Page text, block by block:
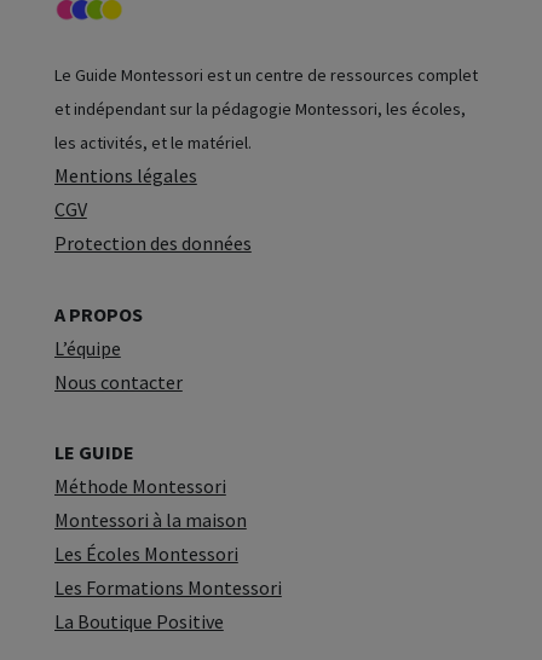
Le Guide Montessori est un centre de ressources complet
et indépendant sur la pédagogie Montessori, les écoles,
les activités, et le matériel.
Mentions légales
CGV
Protection des données
A PROPOS
L’équipe
Nous contacter
LE GUIDE
Méthode Montessori
Montessori à la maison
Les Écoles Montessori
Les Formations Montessori
La Boutique Positive